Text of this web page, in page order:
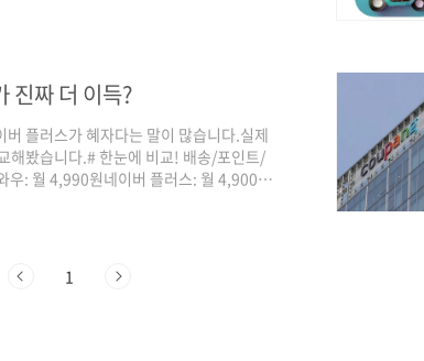
정착되었고, 퇴근 후나 주말을 이용해 부
진짜 더 이득?
플러스가 혜자다는 말이 많습니다.실제
해봤습니다.# 한눈에 비교! 배송/포인트/
우: 월 4,990원네이버 플러스: 월 4,900원
쿠팡 와우: 로켓배송/새벽배송 무료, 당
레이 제공 – 스포츠 중계, 영화, 드라마
1